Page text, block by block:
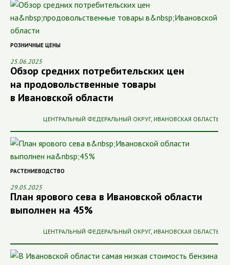
РОЗНИЧНЫЕ ЦЕНЫ
25.06.2025
Обзор средних потребительских цен
на продовольственные товары
в Ивановской области
ЦЕНТРАЛЬНЫЙ ФЕДЕРАЛЬНЫЙ ОКРУГ, ИВАНОВСКАЯ ОБЛАСТЬ
РАСТЕНИЕВОДСТВО
29.05.2025
План ярового сева в Ивановской области
выполнен на 45%
ЦЕНТРАЛЬНЫЙ ФЕДЕРАЛЬНЫЙ ОКРУГ, ИВАНОВСКАЯ ОБЛАСТЬ